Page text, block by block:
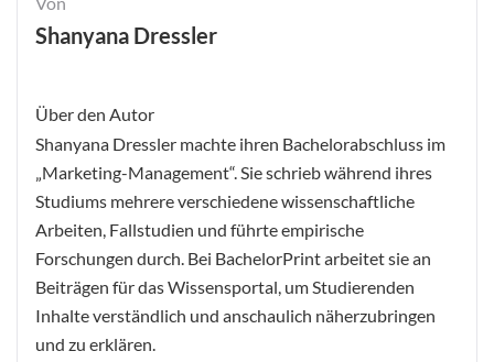
Shanyana Dressler
Über den Autor
Shanyana Dressler machte ihren Bachelorabschluss im
„Marketing-Management“. Sie schrieb während ihres
Studiums mehrere verschiedene wissenschaftliche
Arbeiten, Fallstudien und führte empirische
Forschungen durch. Bei BachelorPrint arbeitet sie an
Beiträgen für das Wissensportal, um Studierenden
Inhalte verständlich und anschaulich näherzubringen
und zu erklären.